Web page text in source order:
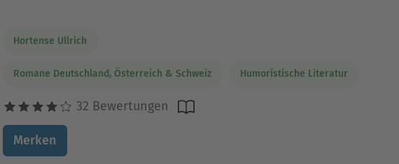
Hortense Ullrich
Romane Deutschland, Österreich & Schweiz Humoristische Literatur
32 Bewertungen
Merken